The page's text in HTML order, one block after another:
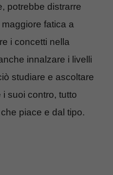
potrebbe distrarre
fatica a
i concetti nella
innalzare i livelli
studiare e ascoltare
suoi contro, tutto
piace e dal tipo.